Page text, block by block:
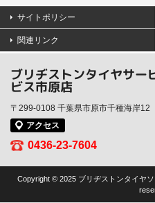
サイトポリシー
関連リンク
ブリヂストンタイヤサー
ビス市原店
〒299-0108 千葉県市原市千種海岸12
アクセス
0436-23-7604
Copyright © 2025 ブリヂストンタイヤ